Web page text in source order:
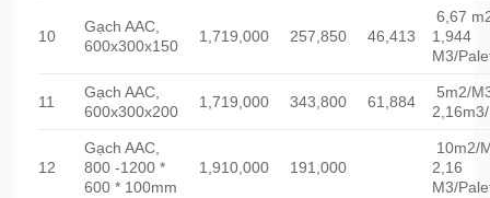
10
Gạch AAC,
600x300x150
1,719,000 257,850 46,413
6,67
1,944
M3/
11
Gạch AAC,
600x300x200
1,719,000 343,800 61,884
5m2/
12
Gạch AAC,
800 -1200 *
600 * 100mm
1,910,000 191,000
10m2/
2,16
M3/